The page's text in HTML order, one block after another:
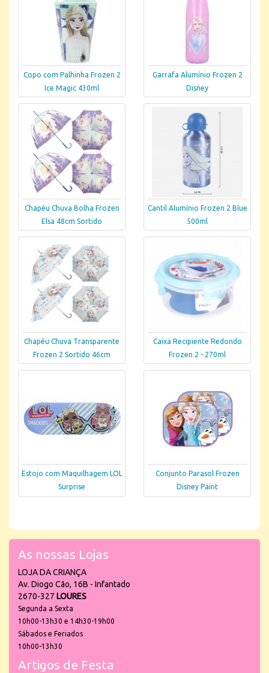
Copo com Palhinha Frozen 2
Ice Magic 430ml
Garrafa Alumínio Frozen 2
Disney
Chapéu Chuva Bolha Frozen
Elsa 48cm Sortido
Cantil Alumínio Frozen 2 Blue
500ml
Chapéu Chuva Transparente
Frozen 2 Sortido 46cm
Caixa Recipiente Redondo
Frozen 2 - 270ml
Estojo com Maquilhagem LOL
Surprise
Conjunto Parasol Frozen
Disney Paint
As nossas Lojas
LOJA DA CRIANÇA
Av. Diogo Cão, 16B - Infantado
2670-327 LOURES
Segunda a Sexta
10h00-13h30 e 14h30-19h00
Sábados e Feriados
10h00-13h30
Artigos de Festa